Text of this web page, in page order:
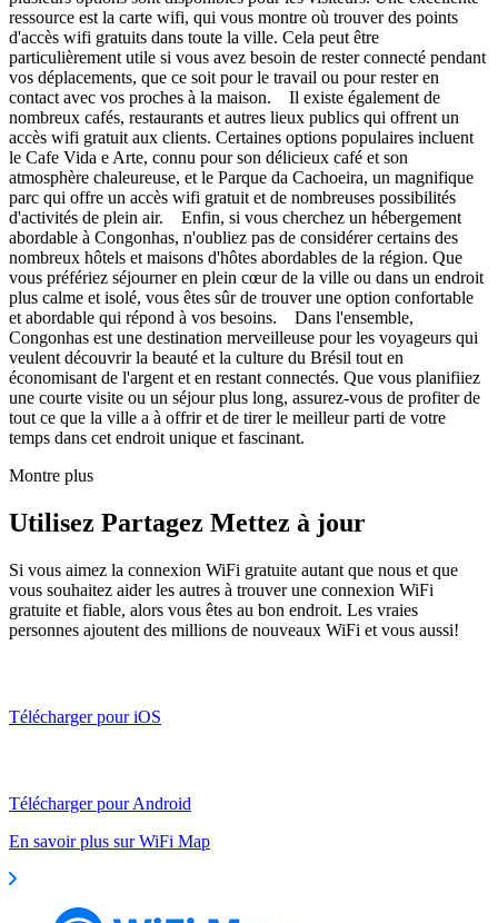
ressource est la carte wifi, qui vous montre où trouver des points
d'accès wifi gratuits dans toute la ville. Cela peut être
particulièrement utile si vous avez besoin de rester connecté pendant
vos déplacements, que ce soit pour le travail ou pour rester en
contact avec vos proches à la maison. Il existe également de
nombreux cafés, restaurants et autres lieux publics qui offrent un
accès wifi gratuit aux clients. Certaines options populaires incluent
le Cafe Vida e Arte, connu pour son délicieux café et son
atmosphère chaleureuse, et le Parque da Cachoeira, un magnifique
parc qui offre un accès wifi gratuit et de nombreuses possibilités
d'activités de plein air. Enfin, si vous cherchez un hébergement
abordable à Congonhas, n'oubliez pas de considérer certains des
nombreux hôtels et maisons d'hôtes abordables de la région. Que
vous préfériez séjourner en plein cœur de la ville ou dans un endroit
plus calme et isolé, vous êtes sûr de trouver une option confortable
et abordable qui répond à vos besoins. Dans l'ensemble,
Congonhas est une destination merveilleuse pour les voyageurs qui
veulent découvrir la beauté et la culture du Brésil tout en
économisant de l'argent et en restant connectés. Que vous planifiiez
une courte visite ou un séjour plus long, assurez-vous de profiter de
tout ce que la ville a à offrir et de tirer le meilleur parti de votre
temps dans cet endroit unique et fascinant.
Montre plus
Utilisez Partagez Mettez à jour
Si vous aimez la connexion WiFi gratuite autant que nous et que
vous souhaitez aider les autres à trouver une connexion WiFi
gratuite et fiable, alors vous êtes au bon endroit. Les vraies
personnes ajoutent des millions de nouveaux WiFi et vous aussi!
Télécharger pour iOS
Télécharger pour Android
En savoir plus sur WiFi Map